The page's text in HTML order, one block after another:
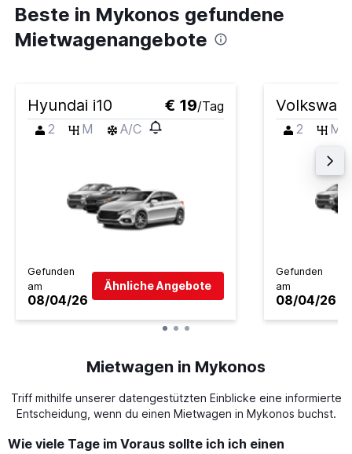
Beste in Mykonos gefundene
Mietwagenangebote
Hyundai i10 € 19/Tag
2
M A/C
Gefunden
am
08/04/26
Ähnliche Angebote
2 M
Gefunden
am
08/04/26
Mietwagen in Mykonos
Triff mithilfe unserer datengestützten Einblicke eine informierte
Entscheidung, wenn du einen Mietwagen in Mykonos buchst.
Wie viele Tage im Voraus sollte ich ich einen